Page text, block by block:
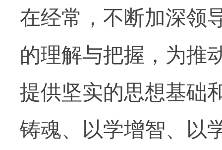
在经常，不断加深领
的理解与把握，为推
提供坚实的思想基础
铸魂、以学增智、以